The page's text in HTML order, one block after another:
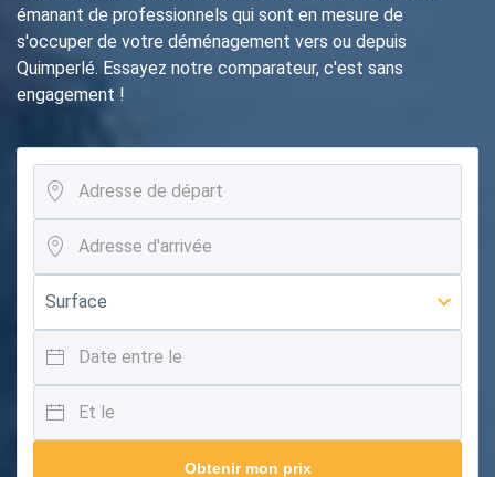
émanant de professionnels qui sont en mesure de
s'occuper de votre déménagement vers ou depuis
Quimperlé. Essayez notre comparateur, c'est sans
engagement !
Obtenir mon prix